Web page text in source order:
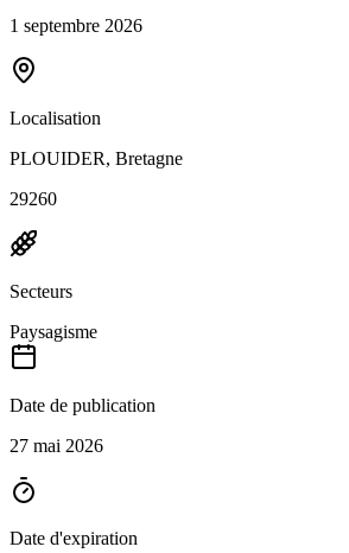
1 septembre 2026
Localisation
PLOUIDER, Bretagne
29260
Secteurs
Paysagisme
Date de publication
27 mai 2026
Date d'expiration